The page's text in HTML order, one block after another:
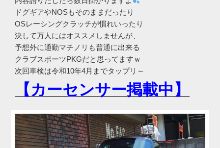
ドグギアやNOSもそのままだったり
OSレーシングクラッチが慣れいったり
決して万人にはオススメしませんが、
予想外に通勤マチノリも普通に出来る
クラブスポーツPKGだと思ってますｗ
次回車検は令和10年4月までタップリ～
【カーセンサー掲載中】